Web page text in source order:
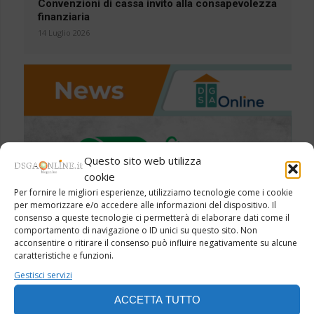
Questo sito web utilizza
cookie
Per fornire le migliori esperienze, utilizziamo tecnologie come i cookie
per memorizzare e/o accedere alle informazioni del dispositivo. Il
consenso a queste tecnologie ci permetterà di elaborare dati come il
comportamento di navigazione o ID unici su questo sito. Non
acconsentire o ritirare il consenso può influire negativamente su alcune
caratteristiche e funzioni.
Gestisci servizi
ACCETTA TUTTO
Convenzioni di cassa invito alla consapevolezza
finanziaria
14 Luglio 2026
Documentazione per Acquisti Informatici nelle